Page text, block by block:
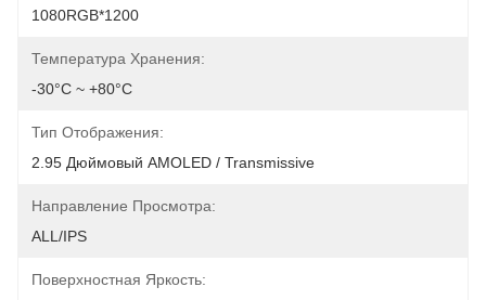
1080RGB*1200
Температура Хранения:
-30°C ~ +80°C
Тип Отображения:
2.95 Дюймовый AMOLED / Transmissive
Направление Просмотра:
ALL/IPS
Поверхностная Яркость: